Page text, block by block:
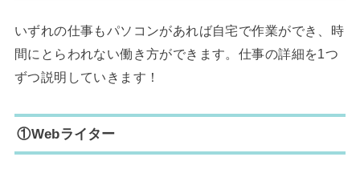
いずれの仕事もパソコンがあれば自宅で作業ができ、時
間にとらわれない働き方ができます。仕事の詳細を1つ
ずつ説明していきます！
①Webライター